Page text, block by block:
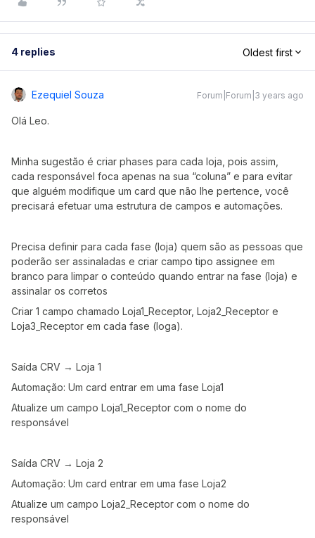
4 replies Oldest first
Ezequiel Souza Forum|Forum|3 years ago
Olá Leo.
Minha sugestão é criar phases para cada loja, pois assim,
cada responsável foca apenas na sua “coluna” e para evitar
que alguém modifique um card que não lhe pertence, você
precisará efetuar uma estrutura de campos e automações.
Precisa definir para cada fase (loja) quem são as pessoas que
poderão ser assinaladas e criar campo tipo assignee em
branco para limpar o conteúdo quando entrar na fase (loja) e
assinalar os corretos
Criar 1 campo chamado Loja1_Receptor, Loja2_Receptor e
Loja3_Receptor em cada fase (loga).
Saída CRV → Loja 1
Automação: Um card entrar em uma fase Loja1
Atualize um campo Loja1_Receptor com o nome do
responsável
Saída CRV → Loja 2
Automação: Um card entrar em uma fase Loja2
Atualize um campo Loja2_Receptor com o nome do
responsável